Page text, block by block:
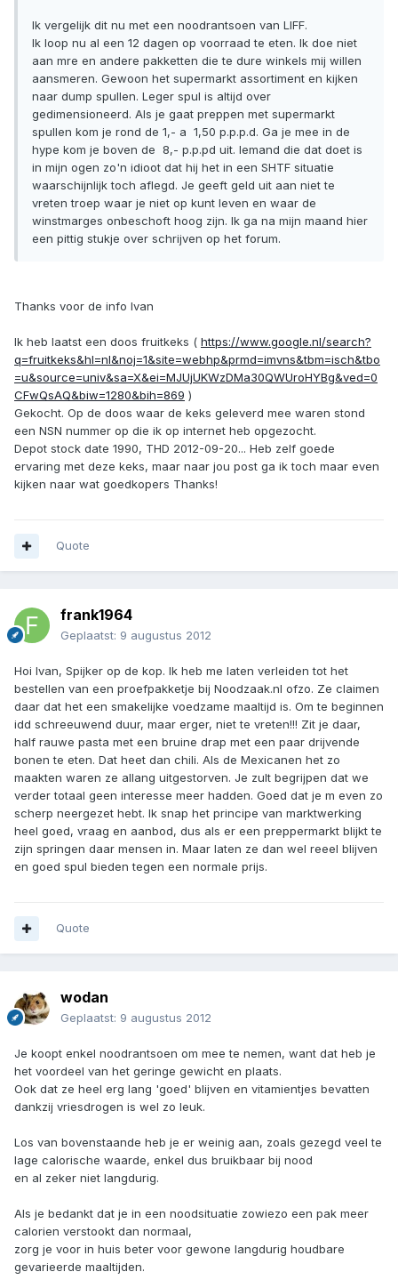
Ik vergelijk dit nu met een noodrantsoen van LIFF.
Ik loop nu al een 12 dagen op voorraad te eten. Ik doe niet
aan mre en andere pakketten die te dure winkels mij willen
aansmeren. Gewoon het supermarkt assortiment en kijken
naar dump spullen. Leger spul is altijd over
gedimensioneerd. Als je gaat preppen met supermarkt
spullen kom je rond de 1,- a  1,50 p.p.p.d. Ga je mee in de
hype kom je boven de  8,- p.p.pd uit. Iemand die dat doet is
in mijn ogen zo'n idioot dat hij het in een SHTF situatie
waarschijnlijk toch aflegd. Je geeft geld uit aan niet te
vreten troep waar je niet op kunt leven en waar de
winstmarges onbeschoft hoog zijn. Ik ga na mijn maand hier
een pittig stukje over schrijven op het forum.
Thanks voor de info Ivan
Ik heb laatst een doos fruitkeks ( https://www.google.nl/search?
q=fruitkeks&hl=nl&noj=1&site=webhp&prmd=imvns&tbm=isch&tbo
=u&source=univ&sa=X&ei=MJUjUKWzDMa30QWUroHYBg&ved=0
CFwQsAQ&biw=1280&bih=869 )
Gekocht. Op de doos waar de keks geleverd mee waren stond
een NSN nummer op die ik op internet heb opgezocht.
Depot stock date 1990, THD 2012-09-20... Heb zelf goede
ervaring met deze keks, maar naar jou post ga ik toch maar even
kijken naar wat goedkopers Thanks!
Quote
frank1964
Geplaatst: 9 augustus 2012
Hoi Ivan, Spijker op de kop. Ik heb me laten verleiden tot het
bestellen van een proefpakketje bij Noodzaak.nl ofzo. Ze claimen
daar dat het een smakelijke voedzame maaltijd is. Om te beginnen
idd schreeuwend duur, maar erger, niet te vreten!!! Zit je daar,
half rauwe pasta met een bruine drap met een paar drijvende
bonen te eten. Dat heet dan chili. Als de Mexicanen het zo
maakten waren ze allang uitgestorven. Je zult begrijpen dat we
verder totaal geen interesse meer hadden. Goed dat je m even zo
scherp neergezet hebt. Ik snap het principe van marktwerking
heel goed, vraag en aanbod, dus als er een preppermarkt blijkt te
zijn springen daar mensen in. Maar laten ze dan wel reeel blijven
en goed spul bieden tegen een normale prijs.
Quote
wodan
Geplaatst: 9 augustus 2012
Je koopt enkel noodrantsoen om mee te nemen, want dat heb je
het voordeel van het geringe gewicht en plaats.
Ook dat ze heel erg lang 'goed' blijven en vitamientjes bevatten
dankzij vriesdrogen is wel zo leuk.
Los van bovenstaande heb je er weinig aan, zoals gezegd veel te
lage calorische waarde, enkel dus bruikbaar bij nood
en al zeker niet langdurig.
Als je bedankt dat je in een noodsituatie zowiezo een pak meer
calorien verstookt dan normaal,
zorg je voor in huis beter voor gewone langdurig houdbare
gevarieerde maaltijden.